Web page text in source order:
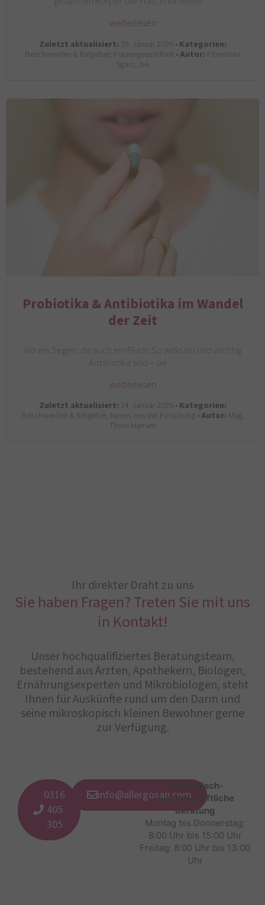
weiterlesen
Zuletzt aktualisiert: 29. Januar 2026 •Kategorien:
Beschwerden & Ratgeber, Frauengesundheit •Autor: Florentina
Sgarz, BA
Probiotika & Antibiotika im Wandel
der Zeit
Wo ein Segen, da auch ein Fluch: So wirksam und wichtig
Antibiotika sind – sie…
weiterlesen
Zuletzt aktualisiert: 14. Januar 2026 •Kategorien:
Beschwerden & Ratgeber, Neues aus der Forschung •Autor: Mag.
Thore Hansen
Ihr direkter Draht zu uns
Sie haben Fragen? Treten Sie mit uns
in Kontakt!
Unser hochqualifiziertes Beratungsteam,
bestehend aus Ärzten, Apothekern, Biologen,
Ernährungsexperten und Mikrobiologen, steht
Ihnen für Auskünfte rund um den Darm und
seine mikroskopisch kleinen Bewohner gerne
zur Verfügung.
0316
405
305
info@allergosan.com
Medizinisch-
wissenschaftliche
Beratung
Montag bis Donnerstag:
8:00 Uhr bis 15:00 Uhr
Freitag: 8:00 Uhr bis 13:00
Uhr